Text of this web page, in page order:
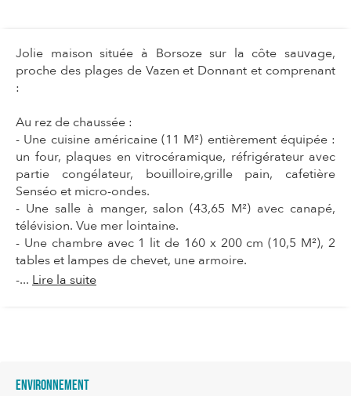
Jolie maison située à Borsoze sur la côte sauvage,
proche des plages de Vazen et Donnant et comprenant
:
Au rez de chaussée :
- Une cuisine américaine (11 M²) entièrement équipée :
un four, plaques en vitrocéramique, réfrigérateur avec
partie congélateur, bouilloire,grille pain, cafetière
Senséo et micro-ondes.
- Une salle à manger, salon (43,65 M²) avec canapé,
télévision. Vue mer lointaine.
- Une chambre avec 1 lit de 160 x 200 cm (10,5 M²), 2
tables et lampes de chevet, une armoire.
-... Lire la suite
Environnement